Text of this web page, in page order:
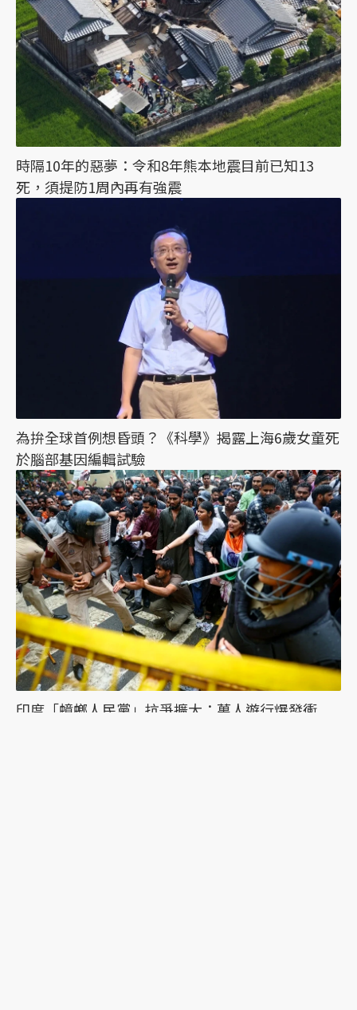
時隔10年的惡夢：令和8年熊本地震目前已知13
死，須提防1周內再有強震
為拚全球首例想昏頭？《科學》揭露上海6歲女童死
於腦部基因編輯試驗
印度「蟑螂人民黨」抗爭擴大：萬人遊行爆發衝